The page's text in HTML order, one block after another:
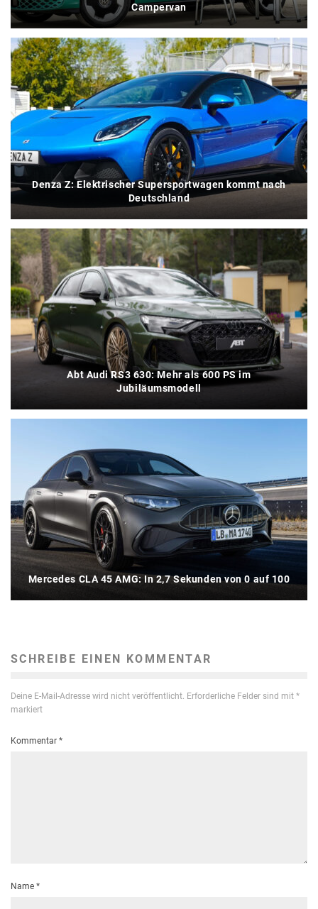
Campervan
Denza Z: Elektrischer Supersportwagen kommt nach
Deutschland
Abt Audi RS3 630: Mehr als 600 PS im
Jubiläumsmodell
Mercedes CLA 45 AMG: In 2,7 Sekunden von 0 auf 100
SCHREIBE EINEN KOMMENTAR
Deine E-Mail-Adresse wird nicht veröffentlicht. Erforderliche Felder sind mit *
markiert
Kommentar *
Name *